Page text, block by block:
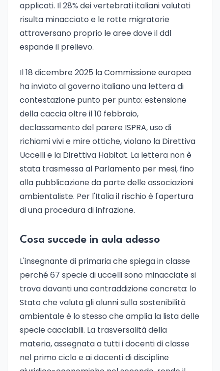
applicati. Il 28% dei vertebrati italiani valutati
risulta minacciato e le rotte migratorie
attraversano proprio le aree dove il ddl
espande il prelievo.
Il 18 dicembre 2025 la Commissione europea
ha inviato al governo italiano una lettera di
contestazione punto per punto: estensione
della caccia oltre il 10 febbraio,
declassamento del parere ISPRA, uso di
richiami vivi e mire ottiche, violano la Direttiva
Uccelli e la Direttiva Habitat. La lettera non è
stata trasmessa al Parlamento per mesi, fino
alla pubblicazione da parte delle associazioni
ambientaliste. Per l'Italia il rischio è l'apertura
di una procedura di infrazione.
Cosa succede in aula adesso
L'insegnante di primaria che spiega in classe
perché 67 specie di uccelli sono minacciate si
trova davanti una contraddizione concreta: lo
Stato che valuta gli alunni sulla sostenibilità
ambientale è lo stesso che amplia la lista delle
specie cacciabili. La trasversalità della
materia, assegnata a tutti i docenti di classe
nel primo ciclo e ai docenti di discipline